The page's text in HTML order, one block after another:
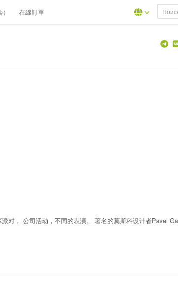
在線訂單
对， 公司活动，不同的表演。 著名的莫斯科设计者Pavel